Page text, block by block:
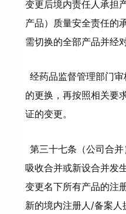
变更后境内责任人承担
产品）质量安全责任的
需切换的全部产品并经
经药品监督管理部门
的更换，再按照相关要
证的变更。
第三十七条（公司合
吸收合并或新设合并发
变更名下所有产品的注
新的境内注册人/备案人